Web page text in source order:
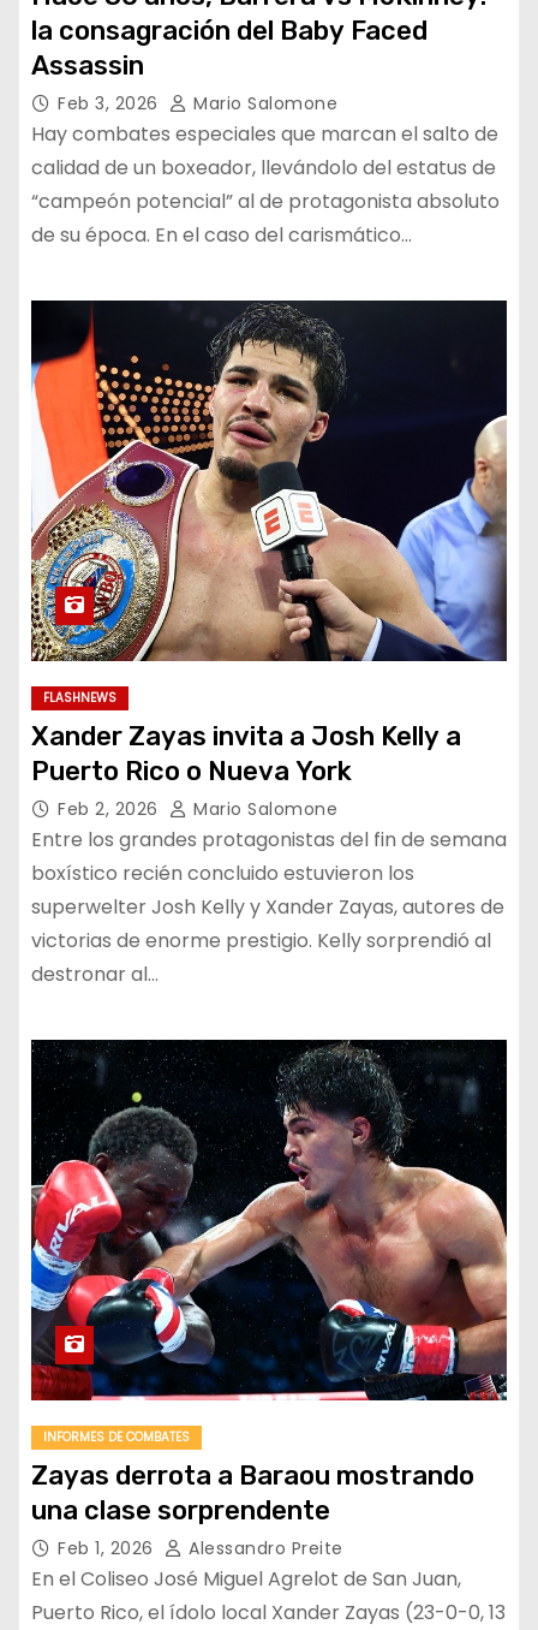
la consagración del Baby Faced
Assassin
Feb 3, 2026 Mario Salomone
Hay combates especiales que marcan el salto de
calidad de un boxeador, llevándolo del estatus de
“campeón potencial” al de protagonista absoluto
de su época. En el caso del carismático…
FLASHNEWS
Xander Zayas invita a Josh Kelly a
Puerto Rico o Nueva York
Feb 2, 2026 Mario Salomone
Entre los grandes protagonistas del fin de semana
boxístico recién concluido estuvieron los
superwelter Josh Kelly y Xander Zayas, autores de
victorias de enorme prestigio. Kelly sorprendió al
destronar al…
INFORMES DE COMBATES
Zayas derrota a Baraou mostrando
una clase sorprendente
Feb 1, 2026 Alessandro Preite
En el Coliseo José Miguel Agrelot de San Juan,
Puerto Rico, el ídolo local Xander Zayas (23-0-0, 13